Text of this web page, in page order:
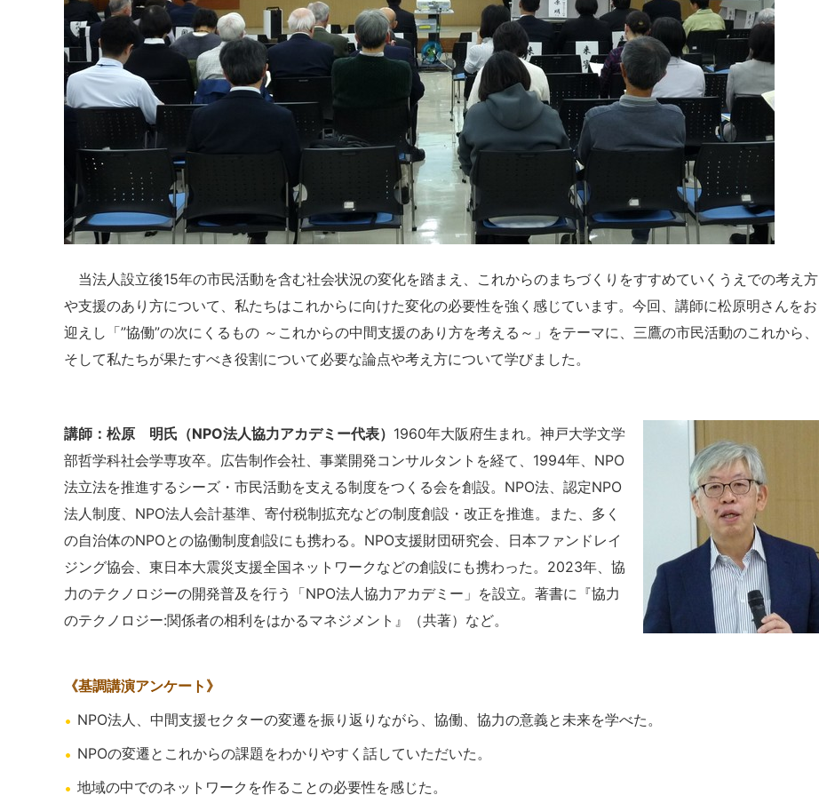
当法人設立後15年の市民活動を含む社会状況の変化を踏まえ、これからのまちづくりをすすめていくうえでの考え方
や支援のあり方について、私たちはこれからに向けた変化の必要性を強く感じています。今回、講師に松原明さんをお
迎えし「”協働”の次にくるもの ～これからの中間支援のあり方を考える～」をテーマに、三鷹の市民活動のこれから、
そして私たちが果たすべき役割について必要な論点や考え方について学びました。
講師：松原 明氏（NPO法人協力アカデミー代表） 1960年大阪府生まれ。神戸大学文学
部哲学科社会学専攻卒。広告制作会社、事業開発コンサルタントを経て、1994年、NPO
法立法を推進するシーズ・市民活動を支える制度をつくる会を創設。NPO法、認定NPO
法人制度、NPO法人会計基準、寄付税制拡充などの制度創設・改正を推進。また、多く
の自治体のNPOとの協働制度創設にも携わる。NPO支援財団研究会、日本ファンドレイ
ジング協会、東日本大震災支援全国ネットワークなどの創設にも携わった。2023年、協
力のテクノロジーの開発普及を行う「NPO法人協力アカデミー」を設立。著書に『協力
のテクノロジー:関係者の相利をはかるマネジメント』（共著）など。
《基調講演アンケート》
NPO法人、中間支援セクターの変遷を振り返りながら、協働、協力の意義と未来を学べた。
NPOの変遷とこれからの課題をわかりやすく話していただいた。
地域の中でのネットワークを作ることの必要性を感じた。